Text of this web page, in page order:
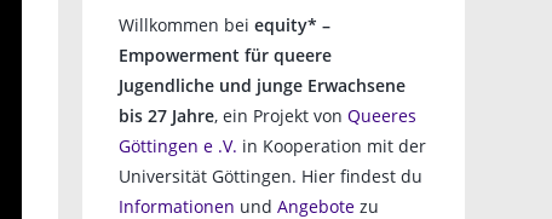
Willkommen bei equity* –
Empowerment für queere
Jugendliche und junge Erwachsene
bis 27 Jahre, ein Projekt von Queeres
Göttingen e .V. in Kooperation mit der
Universität Göttingen. Hier findest du
Informationen und Angebote zu